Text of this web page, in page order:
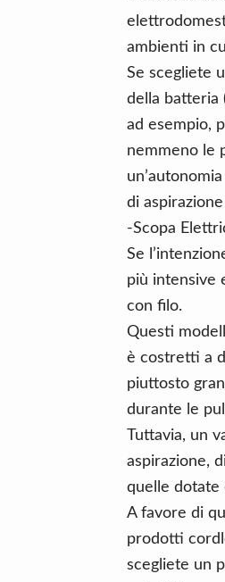
ambienti in
Se scegliete
della batteria
ad esempio,
nemmeno le
di
-Scopa
Se
più intensive
con filo.
Questi
è costretti a
piuttosto
durante le
Tuttavia, un
aspirazione,
quelle dotate
A favore di
prodotti
scegliete un